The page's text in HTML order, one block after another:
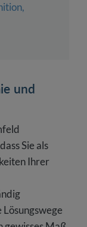
und
Sie als
Ihrer